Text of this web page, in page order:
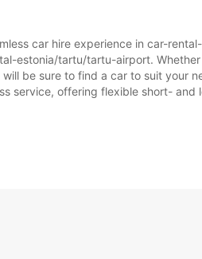
car hire experience in car-
estonia/tartu/tartu-airport.
be sure to find a car to suit your
service, offering flexible short-